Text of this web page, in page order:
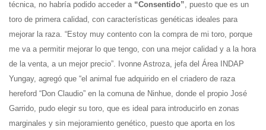
técnica, no habría podido acceder a “Consentido” , puesto que es un
toro de primera calidad, con características genéticas ideales para
mejorar la raza. “Estoy muy contento con la compra de mi toro, porque
me va a permitir mejorar lo que tengo, con una mejor calidad y a la hora
de la venta, a un mejor precio”. Ivonne Astroza, jefa del Área INDAP
Yungay, agregó que “el animal fue adquirido en el criadero de raza
hereford “Don Claudio” en la comuna de Ninhue, donde el propio José
Garrido, pudo elegir su toro, que es ideal para introducirlo en zonas
marginales y sin mejoramiento genético, puesto que aporta en los